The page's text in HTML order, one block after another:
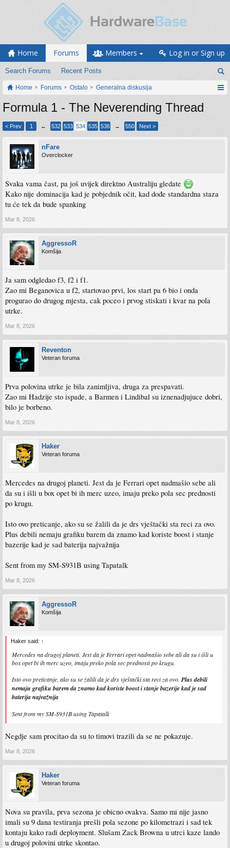
Home Forums
Search Forums Recent Posts
Members Log in or Sign up
Home Forums Ostalo Generalna diskusija
Formula 1 - The Neverending Thread
< Prev 1 ← 532 533 534 535 536 → 550 Next >
nFare
Overclocker
Svaka vama čast, pa još uvijek direktno Australiju gledate
Kako nije dominacija kad je pobjednik očit, kad dođe standardna staza
tu će tek da bude spanking
Mar 8, 2026
AggressoR
Komšija
Ja sam odgledao f3, f2 i f1.
Zao mi Beganovica u f2, startovao prvi, los start pa 6 bio i onda
progurao do drugog mjesta, cak poceo i prvog stiskati i kvar na pola
utrke.
Mar 8, 2026
Reventon
Veteran foruma
Prva polovina utrke je bila zanimljiva, druga za prespavati.
Zao mi Hadzije sto ispade, a Barmen i Lindibal su iznenadjujuce dobri,
bilo je borbeno.
Mar 8, 2026
Haker
Veteran foruma
Mercedes na drugoj planeti. Jest da je Ferrari opet nadmašio sebe ali
da su i išli u box opet bi ih merc uzeo, imaju preko pola sec prednosti
po krugu.
Isto ovo preticanje, ako su se žalili da je drs vještački sta reci za ovo.
Plus debili nemaju grafiku barem da znamo kad koriste boost i stanje
bazerije kad je sad baterija najvažnija
Sent from my SM-S931B using Tapatalk
Mar 8, 2026
AggressoR
Komšija
Haker said: ↑
Mercedes na drugoj planeti. Jest da je Ferrari opet nadmašio sebe ali da su i išli u
box opet bi ih merc uzeo, imaju preko pola sec prednosti po krugu.
Isto ovo preticanje, ako su se žalili da je drs vještački sta reci za ovo. Plus debili
nemaju grafiku barem da znamo kad koriste boost i stanje bazerije kad je sad
baterija najvažnija
Sent from my SM-S931B using Tapatalk
Negdje sam procitao da su to timovi trazili da se ne pokazuje.
Mar 8, 2026
Haker
Veteran foruma
Nova su pravila, prva sezona je obicno ovakva. Samo mi nije jasno
imali su 9 dana testiranja prešli pola sezone po kilometrazi i sad tek
kontaju kako radi deployment. Slušam Zack Browna u utrci kaze lando
u drugoj polovini utrke skontao.